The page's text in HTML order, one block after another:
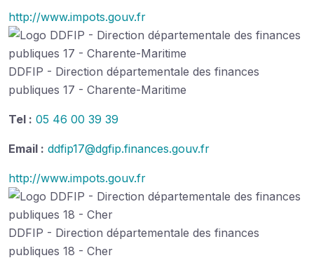
http://www.impots.gouv.fr
DDFIP - Direction départementale des finances
publiques 17 - Charente-Maritime
Tel : 05 46 00 39 39
Email : ddfip17@dgfip.finances.gouv.fr
http://www.impots.gouv.fr
DDFIP - Direction départementale des finances
publiques 18 - Cher